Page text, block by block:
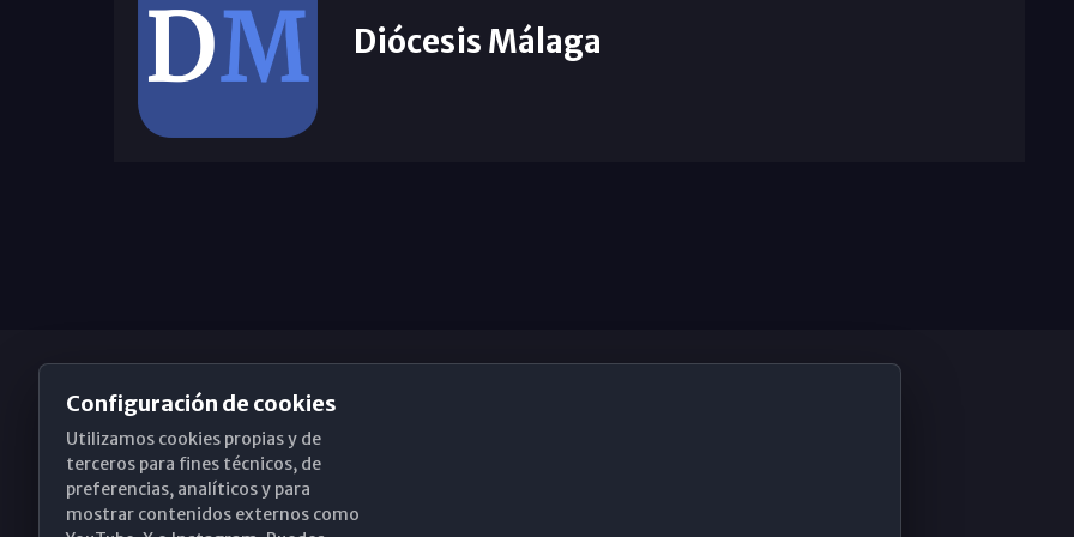
Diócesis Málaga
Obispado de Málaga
Configuración de cookies
Utilizamos cookies propias y de
terceros para fines técnicos, de
preferencias, analíticos y para
mostrar contenidos externos como